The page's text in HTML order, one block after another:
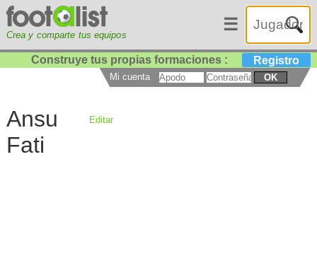
Crea y comparte tus equipos
☰
Construye tus propias formaciones : Registro
Mi cuenta OK
Ansu
Fati
Editar